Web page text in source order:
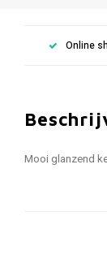
Online
Mooi glanzend